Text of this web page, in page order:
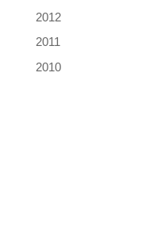
2012
2011
2010